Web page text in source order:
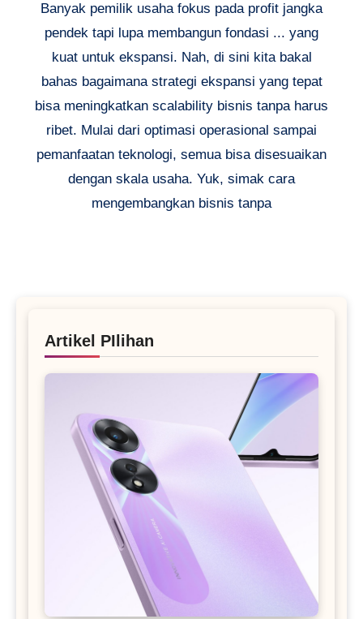
Banyak pemilik usaha fokus pada profit jangka
pendek tapi lupa membangun fondasi ... yang
kuat untuk ekspansi. Nah, di sini kita bakal
bahas bagaimana strategi ekspansi yang tepat
bisa meningkatkan scalability bisnis tanpa harus
ribet. Mulai dari optimasi operasional sampai
pemanfaatan teknologi, semua bisa disesuaikan
dengan skala usaha. Yuk, simak cara
mengembangkan bisnis tanpa
Artikel PIlihan